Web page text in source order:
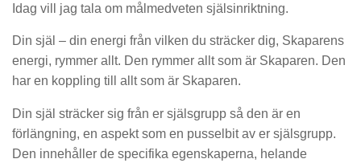
Idag vill jag tala om målmedveten själsinriktning.
Din själ – din energi från vilken du sträcker dig, Skaparens
energi, rymmer allt. Den rymmer allt som är Skaparen. Den
har en koppling till allt som är Skaparen.
Din själ sträcker sig från er själsgrupp så den är en
förlängning, en aspekt som en pusselbit av er själsgrupp.
Den innehåller de specifika egenskaperna, helande